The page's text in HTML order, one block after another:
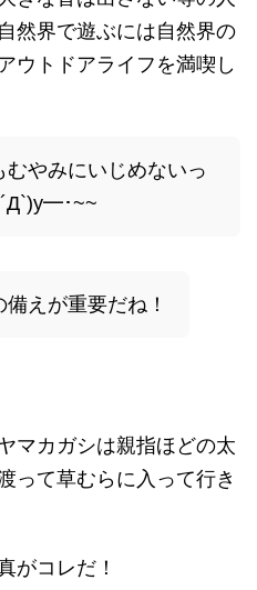
然界で遊ぶには自然界の
ウトドアライフを満喫し
むやみにいじめないっ
･~~
えが重要だね！
マカガシは親指ほどの太
って草むらに入って行き
がコレだ！